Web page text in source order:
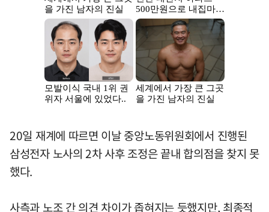
20일 재계에 따르면 이날 중앙노동위원회에서 진행된
삼성전자 노사의 2차 사후 조정은 끝내 합의점을 찾지 못
했다.
사측과 노조 간 의견 차이가 좁혀지는 듯했지만, 최종적